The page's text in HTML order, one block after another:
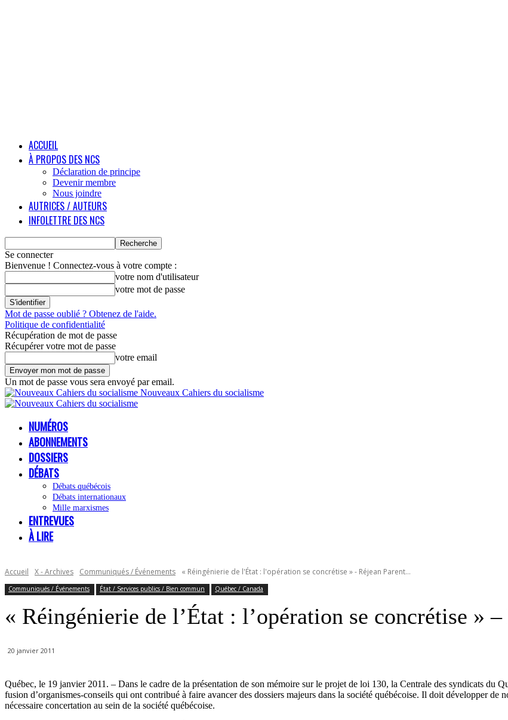
ACCUEIL
À PROPOS DES NCS
Déclaration de principe
Devenir membre
Nous joindre
AUTRICES / AUTEURS
INFOLETTRE DES NCS
Se connecter
Bienvenue ! Connectez-vous à votre compte :
votre nom d'utilisateur
votre mot de passe
Mot de passe oublié ? Obtenez de l'aide.
Politique de confidentialité
Récupération de mot de passe
Récupérer votre mot de passe
votre email
Un mot de passe vous sera envoyé par email.
Nouveaux Cahiers du socialisme
NUMÉROS
ABONNEMENTS
DOSSIERS
DÉBATS
Débats québécois
Débats internationaux
Mille marxismes
ENTREVUES
À LIRE
Accueil X - Archives Communiqués / Événements « Réingénierie de l'État : l'opération se concrétise » - Réjean Parent...
Communiqués / Événements État / Services publics / Bien commun Québec / Canada
« Réingénierie de l’État : l’opération se concrétise » –
20 janvier 2011
Québec, le 19 janvier 2011. – Dans le cadre de la présentation de son mémoire sur le projet de loi 130, la Centrale des syndicats du
fusion d’organismes-conseils qui ont contribué à faire avancer des dossiers majeurs dans la société québécoise. Il doit développer de
nécessaire concertation au sein de la société québécoise.